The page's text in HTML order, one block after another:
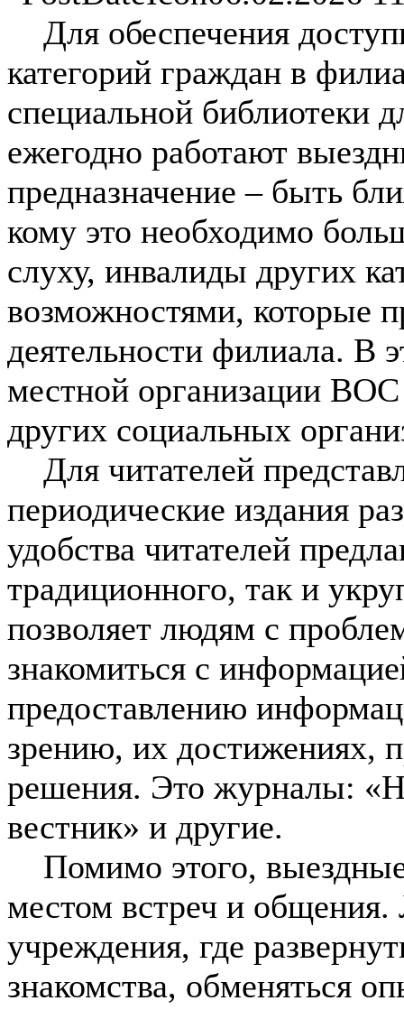
Для обеспечения
категорий граждан в
специальной библиотеки
ежегодно работают
предназначение – быть
кому это необходимо
слуху, инвалиды других
возможностями, которые
деятельности филиала. В
местной организации
других социальных
Для читателей
периодические издания
удобства читателей
традиционного, так и
позволяет людям с
знакомиться с
предоставлению
зрению, их достижениях,
решения. Это журналы:
вестник» и другие.
Помимо этого, выездные
местом встреч и
учреждения, где
знакомства, обменяться